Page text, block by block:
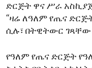
ድርጅት ዋና ሥራ
“ዛሬ ለዓለም የጤና
ሲሉ፣ በትዊትውር ገጻቸው
የዓለም የጤና ድርጅት